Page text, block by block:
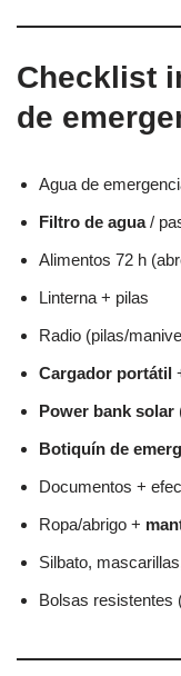
Checklist
de
Agua de
Filtro de agua/
Alimentos 72 h
Linterna + pilas
Radio (pilas/
Cargador portátil
Power bank solar
Botiquín de
Documentos +
Ropa/abrigo +
Silbato,
Bolsas resistentes